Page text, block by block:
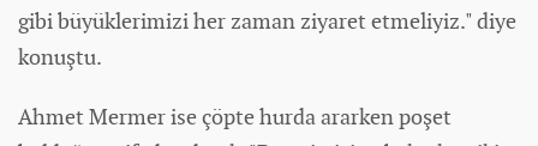
gibi büyüklerimizi her zaman ziyaret etmeliyiz." diye
konuştu.
Ahmet Mermer ise çöpte hurda ararken poşet